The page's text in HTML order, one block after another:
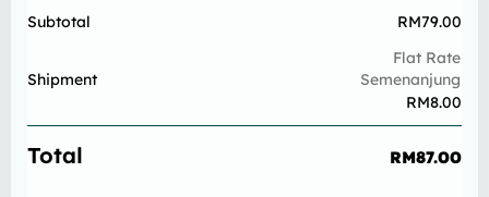
Subtotal RM79.00
Shipment
Flat Rate
Semenanjung
RM8.00
Total RM87.00